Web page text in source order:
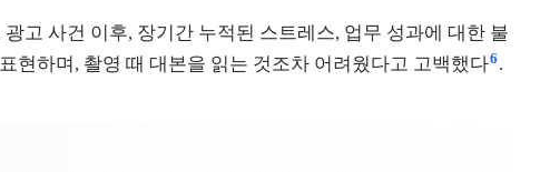
광고 사건 이후, 장기간 누적된 스트레스, 업무 성과에 대한 불
현하며, 촬영 때 대본을 읽는 것조차 어려웠다고 고백했다6 .